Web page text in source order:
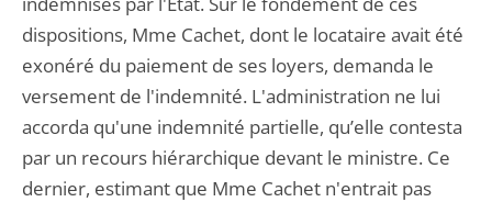
dispositions, Mme Cachet, dont le locataire avait été
exonéré du paiement de ses loyers, demanda le
versement de l'indemnité. L'administration ne lui
accorda qu'une indemnité partielle, qu’elle contesta
par un recours hiérarchique devant le ministre. Ce
dernier, estimant que Mme Cachet n'entrait pas